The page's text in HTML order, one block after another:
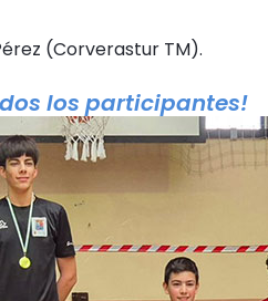
(Corverastur TM).
los participantes!